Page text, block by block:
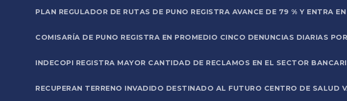
PLAN REGULADOR DE RUTAS DE PUNO REGISTRA AVANCE DE 79 % Y ENTRA
COMISARÍA DE PUNO REGISTRA EN PROMEDIO CINCO DENUNCIAS DIARIAS
INDECOPI REGISTRA MAYOR CANTIDAD DE RECLAMOS EN EL SECTOR
RECUPERAN TERRENO INVADIDO DESTINADO AL FUTURO CENTRO DE SALUD